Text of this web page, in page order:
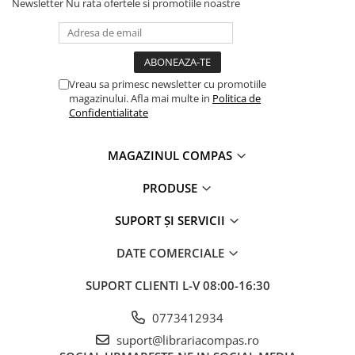
Clasici români și universali
Literatură modernă și
Young adult
Science-fiction și fantasy
Ficțiune mitologică și istorică
Sănătate și stil de viață
Newsletter Nu rata ofertele si promotiile noastre
Vreau sa primesc newsletter cu promotiile
magazinului. Afla mai multe in Politica de
Confidentialitate
MAGAZINUL COMPAS
PRODUSE
SUPORT ȘI SERVICII
DATE COMERCIALE
SUPORT CLIENTI L-V 08:00-16:30
0773412934
suport@librariacompas.ro